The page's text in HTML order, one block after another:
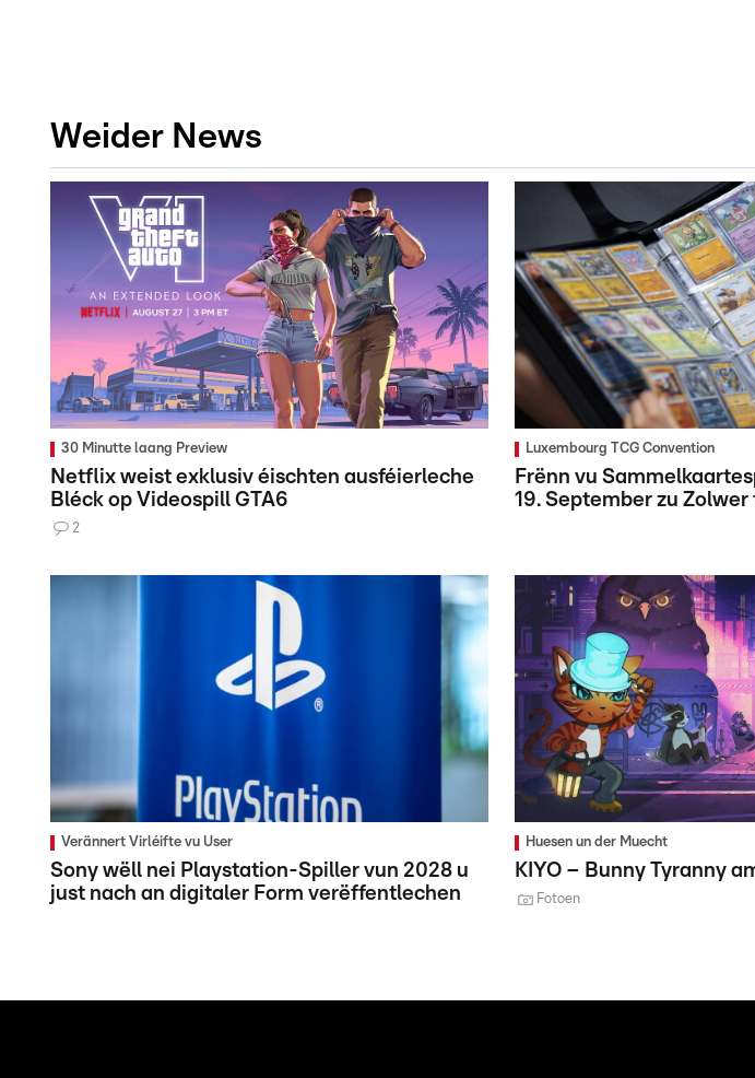
Weider News
30 Minutte laang Preview
Netflix weist exklusiv éischten ausféierleche
Bléck op Videospill GTA6
2
Luxembourg TCG Convention
Frënn vu
19. September zu
Verännert Virléifte vu User
Sony wëll nei Playstation-Spiller vun 2028 u
just nach an digitaler Form verëffentlechen
Huesen un der Muecht
KIYO – Bunny Tyranny
Fotoen